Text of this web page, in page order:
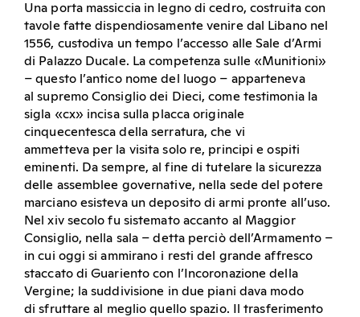
Una porta massiccia in legno di cedro, costruita con
tavole fatte dispendiosamente venire dal Libano nel
1556, custodiva un tempo l’accesso alle Sale d’Armi
di Palazzo Ducale. La competenza sulle «Munitioni»
– questo l’antico nome del luogo – apparteneva
al supremo Consiglio dei Dieci, come testimonia la
sigla «cx» incisa sulla placca originale
cinquecentesca della serratura, che vi
ammetteva per la visita solo re, principi e ospiti
eminenti. Da sempre, al fine di tutelare la sicurezza
delle assemblee governative, nella sede del potere
marciano esisteva un deposito di armi pronte all’uso.
Nel xiv secolo fu sistemato accanto al Maggior
Consiglio, nella sala – detta perciò dell’Armamento –
in cui oggi si ammirano i resti del grande affresco
staccato di Guariento con l’Incoronazione della
Vergine; la suddivisione in due piani dava modo
di sfruttare al meglio quello spazio. Il trasferimento